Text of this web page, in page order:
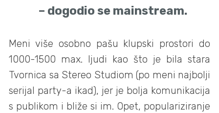
– dogodio se mainstream.
Meni više osobno pašu klupski prostori do
1000-1500 max. ljudi kao što je bila stara
Tvornica sa Stereo Studiom (po meni najbolji
serijal party-a ikad), jer je bolja komunikacija
s publikom i bliže si im. Opet, populariziranje